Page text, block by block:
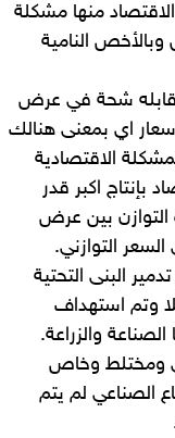
منها مشكلة
وبالأخص النامية
شحة في عرض
اي بمعنى هنالك
الاقتصادية
بإنتاج اكبر قدر
بين عرض
التوازني.
ولحد الان تم تدمير البنى التحتية
٨٥/: تدميرا كاملا وتم استهداف
والزراعة.
حكومي ومختلط وخاص
الصناعي لم يتم